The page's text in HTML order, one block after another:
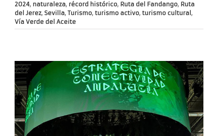
2024, naturaleza, récord histórico, Ruta del Fandango, Ruta
del Jerez, Sevilla, Turismo, turismo activo, turismo cultural ,
Vía Verde del Aceite